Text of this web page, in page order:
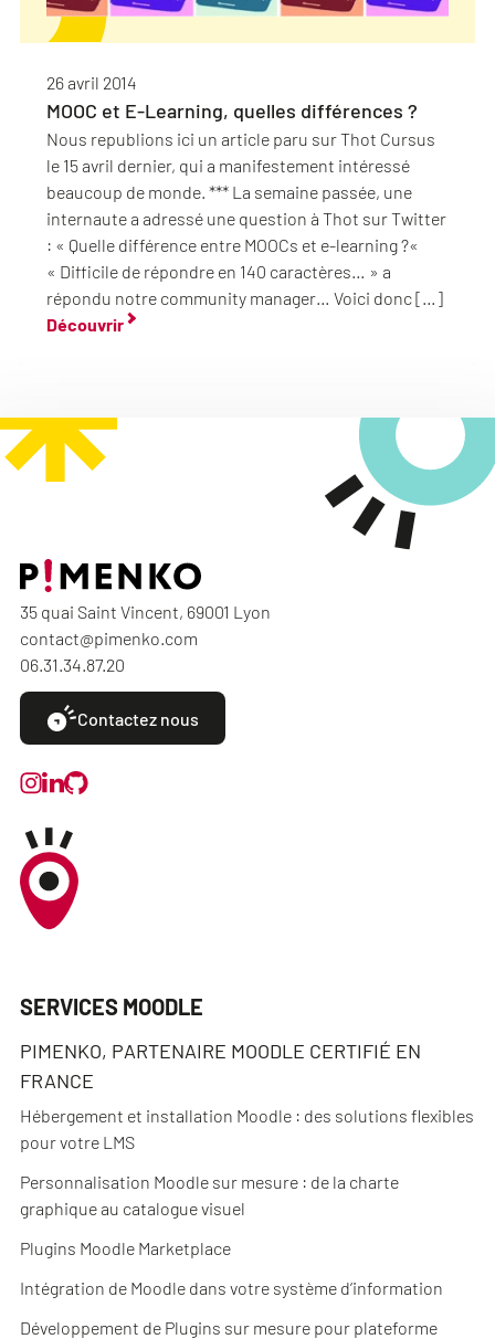
26 avril 2014
MOOC et E-Learning, quelles différences ?
Nous republions ici un article paru sur Thot Cursus
le 15 avril dernier, qui a manifestement intéressé
beaucoup de monde. *** La semaine passée, une
internaute a adressé une question à Thot sur Twitter
: « Quelle différence entre MOOCs et e-learning ?«
« Difficile de répondre en 140 caractères… » a
répondu notre community manager… Voici donc […]
Découvrir
35 quai Saint Vincent, 69001 Lyon
contact@pimenko.com
06.31.34.87.20
Contactez nous
SERVICES MOODLE
PIMENKO, PARTENAIRE MOODLE CERTIFIÉ EN
FRANCE
Hébergement et installation Moodle : des solutions flexibles
pour votre LMS
Personnalisation Moodle sur mesure : de la charte
graphique au catalogue visuel
Plugins Moodle Marketplace
Intégration de Moodle dans votre système d’information
Développement de Plugins sur mesure pour plateforme